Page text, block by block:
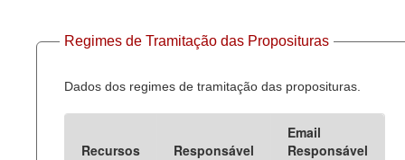
Regimes de Tramitação das Proposituras
Dados dos regimes de tramitação das proposituras.
Recursos Responsável
Email
Responsável